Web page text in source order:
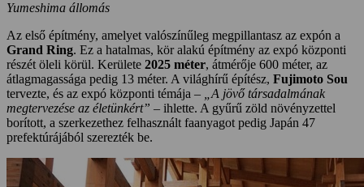
Yumeshima állomás
Az első építmény, amelyet valószínűleg megpillantasz az expón a
Grand Ring. Ez a hatalmas, kör alakú építmény az expó központi
részét öleli körül. Kerülete 2025 méter, átmérője 600 méter, az
átlagmagassága pedig 13 méter. A világhírű építész, Fujimoto Sou
tervezte, és az expó központi témája –
„A jövő társadalmának
megtervezése az életünkért” – ihlette. A gyűrű zöld növényzettel
borított, a szerkezethez felhasznált faanyagot pedig Japán 47
prefektúrájából szerezték be.